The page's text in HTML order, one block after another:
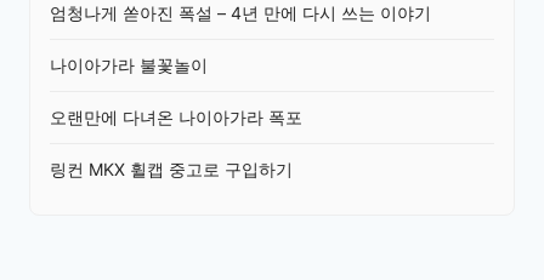
엄청나게 쏟아진 폭설 – 4년 만에 다시 쓰는 이야기
나이아가라 불꽃놀이
오랜만에 다녀온 나이아가라 폭포
링컨 MKX 휠캡 중고로 구입하기